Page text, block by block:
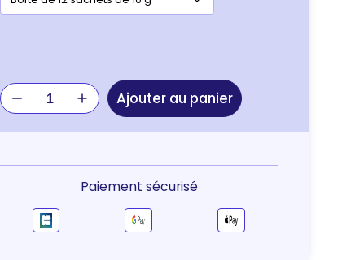
quantité
de
Element
Réhydratation
Ajouter au panier
Paiement sécurisé